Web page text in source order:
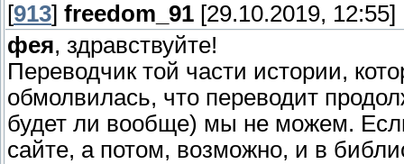
[913] freedom_91 [29.10.2019, 12:55]
фея, здравствуйте!
Переводчик той части истории,
обмолвилась, что переводит
будет ли вообще) мы не можем.
сайте, а потом, возможно, и в